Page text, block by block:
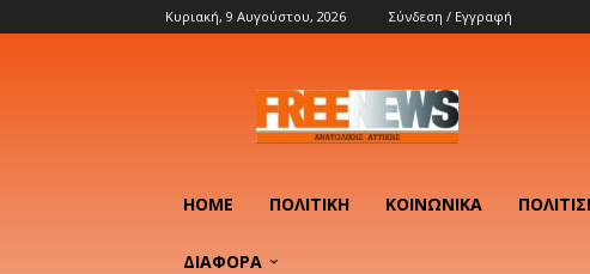
Κυριακή, 9 Αυγούστου, 2026 Σύνδεση / Εγγραφή
HOME ΠΟΛΙΤΙΚΉ ΚΟΙΝΩΝΙΚΆ
ΔΙΑΦΟΡΑ